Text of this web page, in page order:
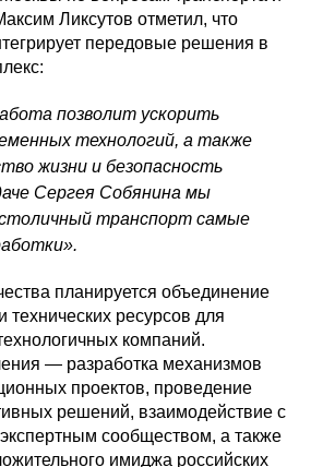
Ликсутов отметил, что
передовые решения в
позволит ускорить
технологий, а также
жизни и безопасность
Сергея Собянина мы
транспорт самые
планируется объединение
технических ресурсов для
компаний.
— разработка механизмов
проектов, проведение
решений, взаимодействие с
сообществом, а также
имиджа российских